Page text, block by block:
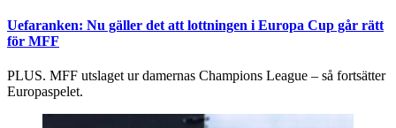
Uefaranken: Nu gäller det att lottningen i Europa Cup går rätt
för MFF
PLUS. MFF utslaget ur damernas Champions League – så fortsätter
Europaspelet.